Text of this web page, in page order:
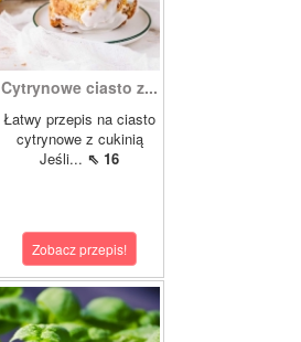
Cytrynowe ciasto z...
Łatwy przepis na ciasto
cytrynowe z cukinią
Jeśli... ⇖ 16
Zobacz przepis!